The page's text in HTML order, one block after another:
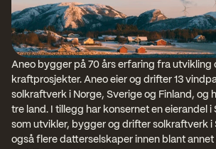
Aneo bygger på 70 års erfaring fra utvikling
kraftprosjekter. Aneo eier og drifter 13
solkraftverk i Norge, Sverige og Finland, og
tre land. I tillegg har konsernet en eierandel i
som utvikler, bygger og drifter solkraftverk i
også flere datterselskaper innen blant annet